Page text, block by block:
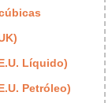
Líquido)
Petróleo)